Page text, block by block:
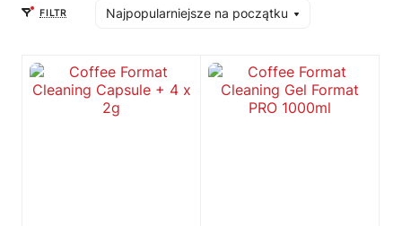
FILTR Najpopularniejsze na początku
Cześć! Jestem Justyna
Pomogę Ci z ekspresem do kawy — sprawdzenie, naprawa, części
zamienne lub złożenie zamówienia.